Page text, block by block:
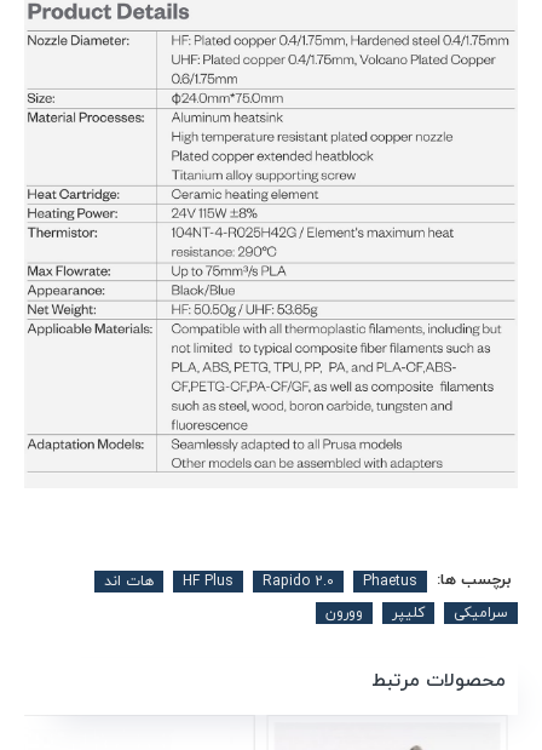
برچسب ها: Phaetus
Rapido 2.0
HF Plus
هات اند
سرامیکی
کلیپر وورون
محصولات مرتبط